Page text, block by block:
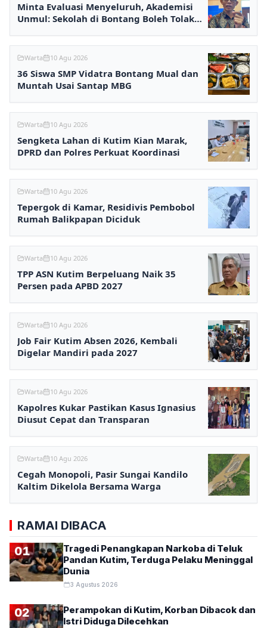
Minta Evaluasi Menyeluruh, Akademisi
Unmul: Sekolah di Bontang Boleh Tolak
Warta 10 Agu 2026
36 Siswa SMP Vidatra Bontang Mual dan
Muntah Usai Santap MBG
Warta 10 Agu 2026
Sengketa Lahan di Kutim Kian Marak,
DPRD dan Polres Perkuat Koordinasi
Warta 10 Agu 2026
Tepergok di Kamar, Residivis Pembobol
Rumah Balikpapan Diciduk
Warta 10 Agu 2026
TPP ASN Kutim Berpeluang Naik 35
Persen pada APBD 2027
Warta 10 Agu 2026
Job Fair Kutim Absen 2026, Kembali
Digelar Mandiri pada 2027
Warta 10 Agu 2026
Kapolres Kukar Pastikan Kasus Ignasius
Diusut Cepat dan Transparan
Warta 10 Agu 2026
Cegah Monopoli, Pasir Sungai Kandilo
Kaltim Dikelola Bersama Warga
RAMAI DIBACA
01
Tragedi Penangkapan Narkoba di Teluk
Pandan Kutim, Terduga Pelaku Meninggal
Dunia
3 Agustus 2026
02
Perampokan di Kutim, Korban Dibacok dan
Istri Diduga Dilecehkan